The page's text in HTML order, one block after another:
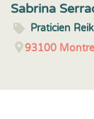
Sabrina
Praticien
93100